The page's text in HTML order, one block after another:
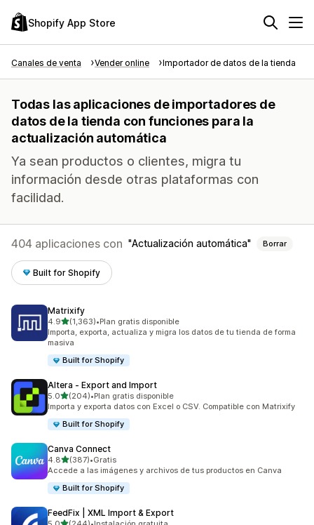
Shopify App Store
Canales de venta Vender online Importador de datos de la tienda
Todas las aplicaciones de importadores de
datos de la tienda con funciones para la
actualización automática
Ya sean productos o clientes, migra tu
información desde otras plataformas con
facilidad.
404 aplicaciones con Actualización automática Borrar
Built for Shopify
Matrixify
4.9de 5 estrellas
(1,363)
1363 reseñas en total
•Plan gratis disponible
Importa, exporta, actualiza y migra los datos de tu tienda de forma
masiva
Built for Shopify
Altera ‑ Export and Import
5.0de 5 estrellas
(204)
204 reseñas en total
•Plan gratis disponible
Importa y exporta datos con Excel o CSV. Compatible con Matrixify
Built for Shopify
Canva Connect
4.8de 5 estrellas
(387)
387 reseñas en total
•Gratis
Accede a las imágenes y archivos de tus productos en Canva
Built for Shopify
FeedFix | XML Import & Export
de 5 estrellas